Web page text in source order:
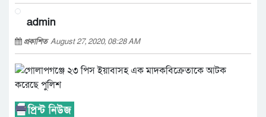
admin
প্রকাশিতAugust 27, 2020, 08:28 AM